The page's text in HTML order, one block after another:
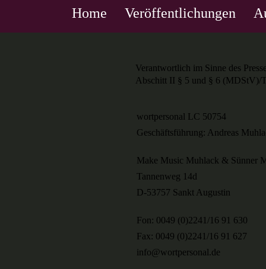
Verantwortlich im Sinne des
Abschitt II § 5 und § 6 (MDStV)/
wortpersonal LC 50754
Geschäftsführung: Andreas
Make Music Muhlack & Sünner
Tannenweg 14d
D-53757 Sankt Augustin
Fon: 0049 (0)2241/16 91 630
Fax: 0049 (0)2241/16 91 627
info@wortpersonal.de
Home Veröffentlichungen